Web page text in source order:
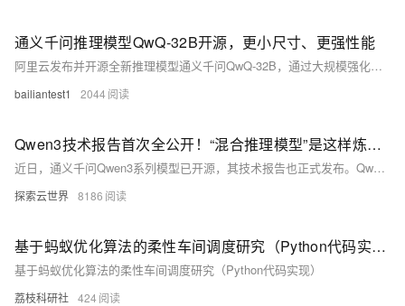
通义千问推理模型QwQ-32B开源，更小尺寸、更强性能
阿里云发布并开源全新推理模型通义千问QwQ-32B，通过大规模强化学习，在数学、代码及通用能力上实现质的飞跃，性能比肩DeepSeek-R1。该模型大幅降低部署成本，支持消费级显卡本地部署，并集成智能体Agent相关能力。阿里云采用Apache2.0协议全球开源，用户可通过通义APP免费体验。此外，通义团队已开源200多款模型，覆盖全模态和全尺寸。
bailiantest1 2044
Qwen3技术报告首次全公开！“混合推理模型”是这样炼成的
近日，通义千问Qwen3系列模型已开源，其技术报告也正式发布。Qwen3系列包含密集模型和混合专家（MoE）模型，参数规模从0.6B到235B不等。该模型引入了“思考模式”与“非思考模式”的动态切换机制，并采用思考预算机制优化推理性能。Qwen3支持119种语言及方言，较前代显著提升多语言能力，在多个基准测试中表现领先。此外，通过强到弱蒸馏技术，轻量级模型性能优异，且计算资源需求更低。所有Qwen3模型均采用Apache 2.0协议开源，便于社区开发与应用。
探索云世界 8186
基于蚂蚁优化算法的柔性车间调度研究（Python代码实现）
基于蚂蚁优化算法的柔性车间调度研究（Python代码实现）
荔枝科研社 424